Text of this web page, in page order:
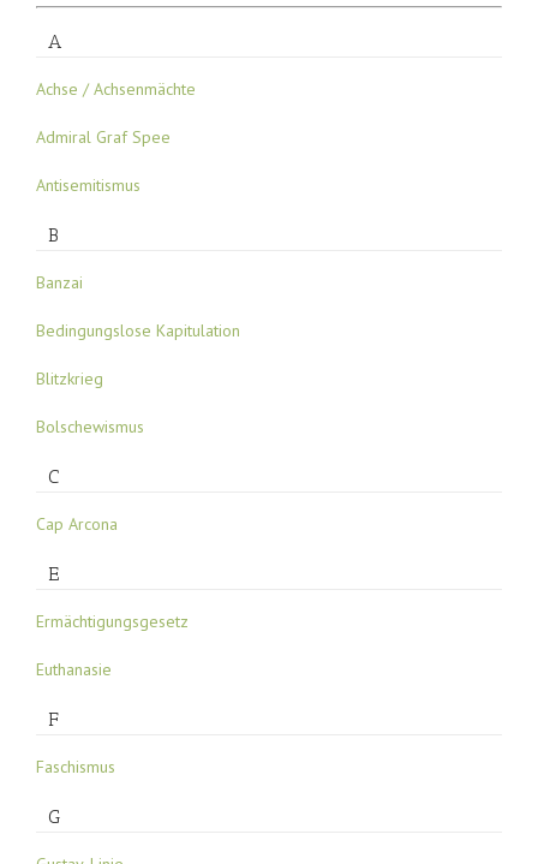
A
Achse / Achsenmächte
Admiral Graf Spee
Antisemitismus
B
Banzai
Bedingungslose Kapitulation
Blitzkrieg
Bolschewismus
C
Cap Arcona
E
Ermächtigungsgesetz
Euthanasie
F
Faschismus
G